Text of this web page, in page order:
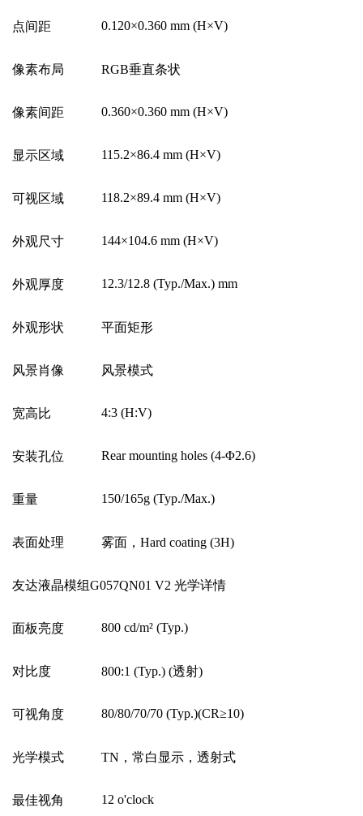
点间距 0.120×0.360 mm (H×V)
像素布局 RGB垂直条状
像素间距 0.360×0.360 mm (H×V)
显示区域 115.2×86.4 mm (H×V)
可视区域 118.2×89.4 mm (H×V)
外观尺寸 144×104.6 mm (H×V)
外观厚度 12.3/12.8 (Typ./Max.) mm
外观形状 平面矩形
风景肖像 风景模式
宽高比 4:3 (H:V)
安装孔位 Rear mounting holes (4-Φ2.6)
重量 150/165g (Typ./Max.)
表面处理 雾面， Hard coating (3H)
友达液晶模组G057QN01 V2 光学详情
面板亮度 800 cd/m² (Typ.)
对比度 800:1 (Typ.) (透射)
可视角度 80/80/70/70 (Typ.)(CR≥10)
光学模式 TN ，常白显示，透射式
最佳视角 12 o'clock